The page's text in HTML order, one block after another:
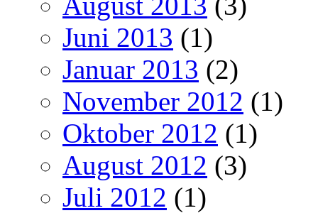
Juni 2013 (1)
Januar 2013 (2)
November 2012 (1)
Oktober 2012 (1)
August 2012 (3)
Juli 2012 (1)